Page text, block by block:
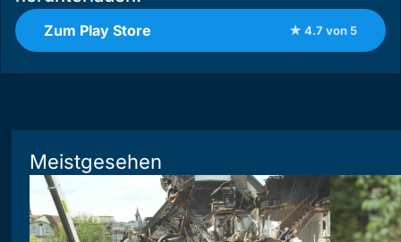
Zum Play Store ★ 4.7 von 5
Meistgesehen